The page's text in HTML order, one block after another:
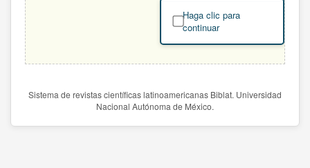
Haga clic para
continuar
Sistema de revistas científicas latinoamericanas Biblat. Universidad
Nacional Autónoma de México.